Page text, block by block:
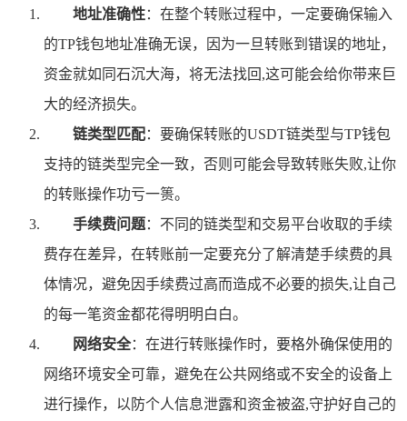
地址准确性：在整个转账过程中，一定要确保输入
的TP钱包地址准确无误，因为一旦转账到错误的地址，
资金就如同石沉大海，将无法找回,这可能会给你带来巨
大的经济损失。
链类型匹配：要确保转账的USDT链类型与TP钱包
支持的链类型完全一致，否则可能会导致转账失败,让你
的转账操作功亏一篑。
手续费问题：不同的链类型和交易平台收取的手续
费存在差异，在转账前一定要充分了解清楚手续费的具
体情况，避免因手续费过高而造成不必要的损失,让自己
的每一笔资金都花得明明白白。
网络安全：在进行转账操作时，要格外确保使用的
网络环境安全可靠，避免在公共网络或不安全的设备上
进行操作，以防个人信息泄露和资金被盗,守护好自己的